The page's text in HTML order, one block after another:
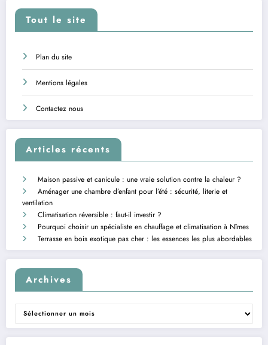
Tout le site
Plan du site
Mentions légales
Contactez nous
Articles récents
Maison passive et canicule : une vraie solution contre la chaleur ?
Aménager une chambre d’enfant pour l’été : sécurité, literie et
ventilation
Climatisation réversible : faut-il investir ?
Pourquoi choisir un spécialiste en chauffage et climatisation à Nîmes
Terrasse en bois exotique pas cher : les essences les plus abordables
Archives
Archives